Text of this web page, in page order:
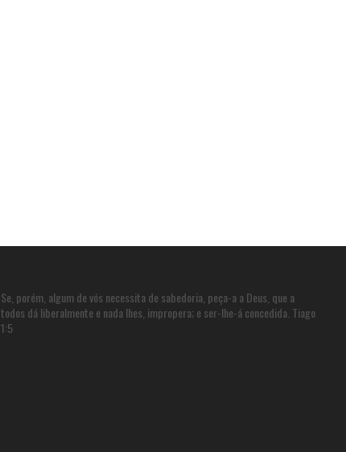
Se, porém, algum de vós necessita de sabedoria, peça-a a Deus, que a
todos dá liberalmente e nada lhes, impropera; e ser-lhe-á concedida. Tiago
1:5